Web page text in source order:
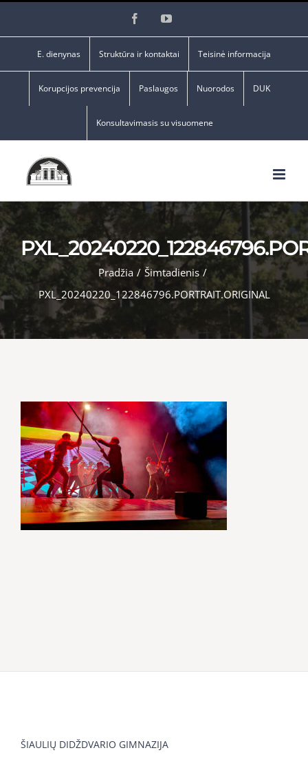
FacebookYouTube
E. dienynas Struktūra ir kontaktai Teisinė informacija
Korupcijos prevencija Paslaugos Nuorodos DUK
Konsultavimasis su visuomene
Pradžia / Šimtadienis /
PXL_20240220_122846796.PORTRAIT.ORIGINAL
ŠIAULIŲ DIDŽDVARIO GIMNAZIJA